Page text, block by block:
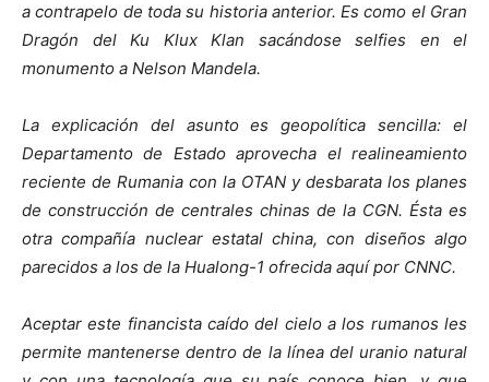
a contrapelo de toda su historia anterior. Es como el Gran
Dragón del Ku Klux Klan sacándose selfies en el
monumento a Nelson Mandela.
La explicación del asunto es geopolítica sencilla: el
Departamento de Estado aprovecha el realineamiento
reciente de Rumania con la OTAN y desbarata los planes
de construcción de centrales chinas de la CGN. Ésta es
otra compañía nuclear estatal china, con diseños algo
parecidos a los de la Hualong-1 ofrecida aquí por CNNC.
Aceptar este financista caído del cielo a los rumanos les
permite mantenerse dentro de la línea del uranio natural